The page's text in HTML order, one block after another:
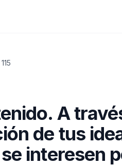
115
A
de tus
interesen